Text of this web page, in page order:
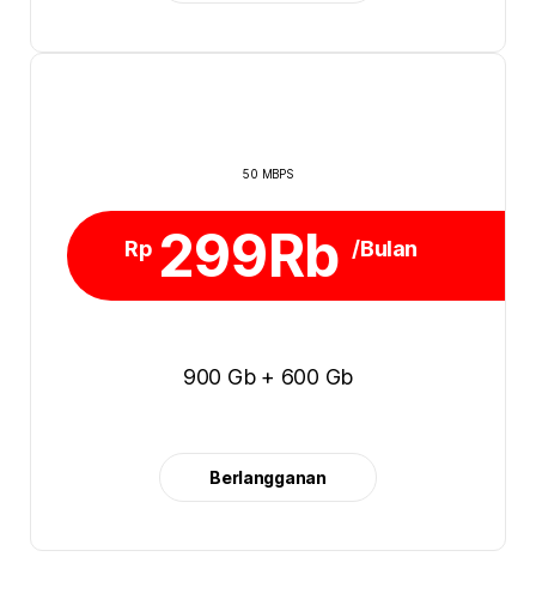
50 MBPS
Rp 299Rb /Bulan
900 Gb + 600 Gb
Berlangganan